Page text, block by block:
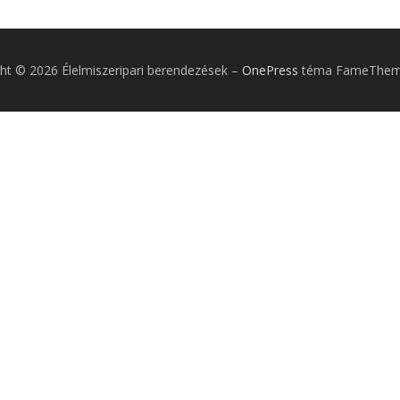
© 2026 Élelmiszeripari berendezések – OnePress téma